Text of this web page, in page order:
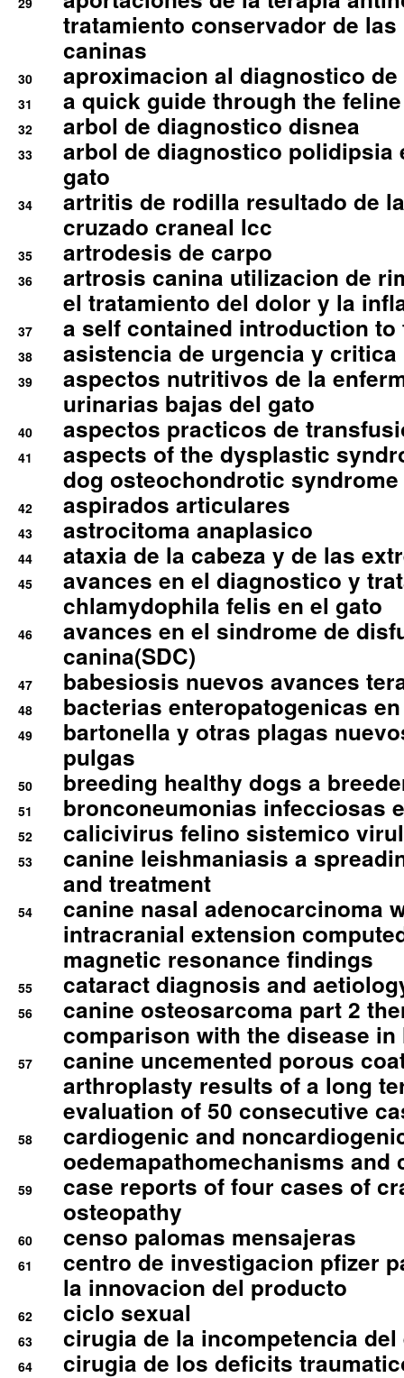
tratamiento conservador de
caninas
30 aproximacion al diagnostico
31 a quick guide through the
32 arbol de diagnostico disnea
33
arbol de diagnostico polidipsia
gato
34
artritis de rodilla resultado de
cruzado craneal lcc
35 artrodesis de carpo
36
artrosis canina utilizacion de
el tratamiento del dolor y la
37 a self contained introduction
38 asistencia de urgencia y
39
aspectos nutritivos de la
urinarias bajas del gato
40 aspectos practicos de
41
aspects of the dysplastic
dog osteochondrotic syndrome
42 aspirados articulares
43 astrocitoma anaplasico
44 ataxia de la cabeza y de las
45
avances en el diagnostico y
chlamydophila felis en el gato
46
avances en el sindrome de
canina(SDC)
47 babesiosis nuevos avances
48 bacterias enteropatogenicas
49
bartonella y otras plagas
pulgas
50 breeding healthy dogs a
51 bronconeumonias infecciosas
52 calicivirus felino sistemico
53
canine leishmaniasis a
and treatment
54
canine nasal adenocarcinoma
intracranial extension
magnetic resonance findings
55 cataract diagnosis and
56
canine osteosarcoma part 2
comparison with the disease in
57
canine uncemented porous
arthroplasty results of a long
evaluation of 50 consecutive
58
cardiogenic and
oedemapathomechanisms and
59
case reports of four cases of
osteopathy
60 censo palomas mensajeras
61
centro de investigacion pfizer
la innovacion del producto
62 ciclo sexual
63 cirugia de la incompetencia
64 cirugia de los deficits